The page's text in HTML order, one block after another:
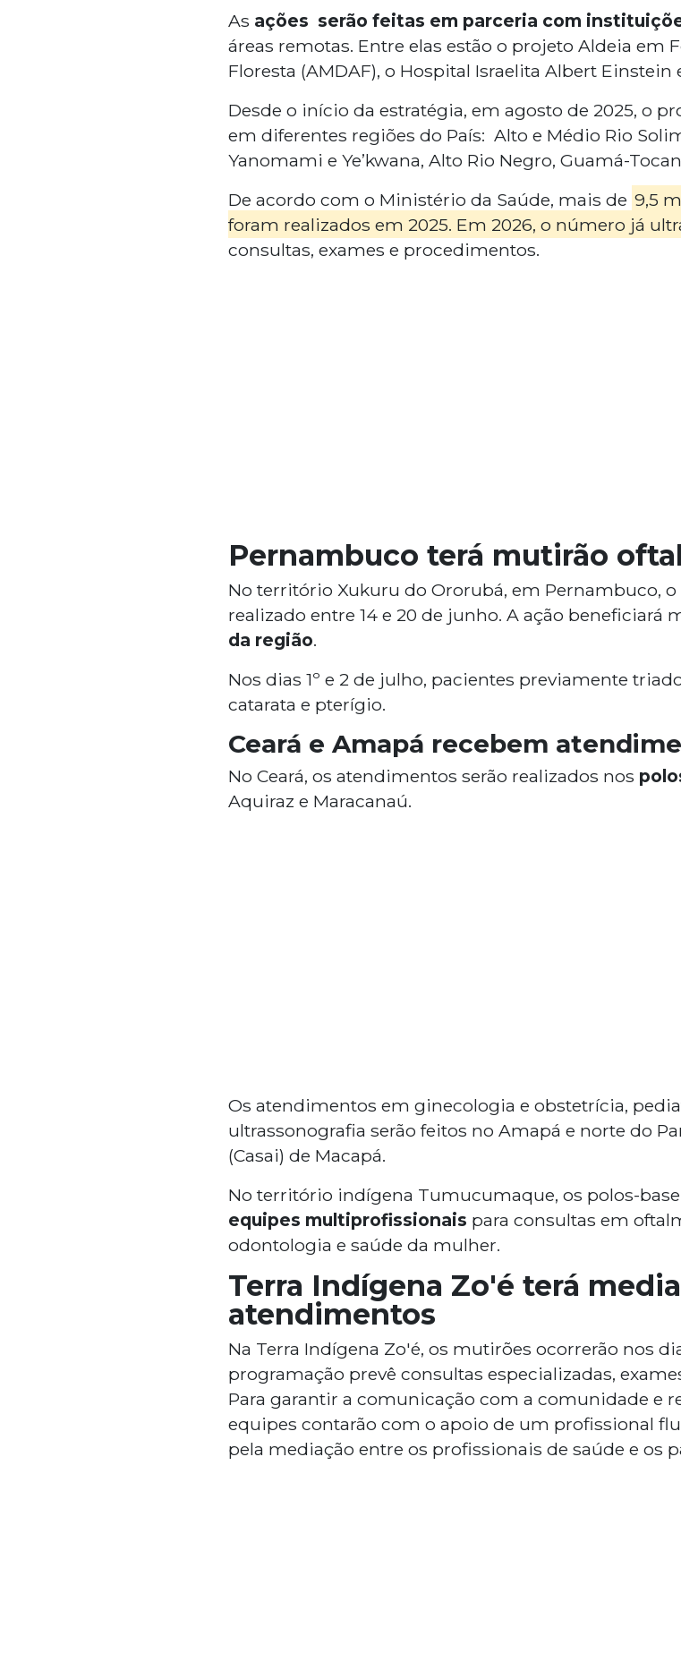
As ações serão feitas em parceria com
áreas remotas. Entre elas estão o projeto Aldeia em
Floresta (AMDAF), o Hospital Israelita Albert Einstein
Desde o início da estratégia, em agosto de 2025, o
em diferentes regiões do País: Alto e Médio Rio
Yanomami e Ye’kwana, Alto Rio Negro, Guamá-
De acordo com o Ministério da Saúde, mais de 9,5
foram realizados em 2025. Em 2026, o número já
consultas, exames e procedimentos.
Pernambuco terá mutirão
No território Xukuru do Ororubá, em Pernambuco,
realizado entre 14 e 20 de junho. A ação beneficiará
da região.
Nos dias 1º e 2 de julho, pacientes previamente
catarata e pterígio.
Ceará e Amapá recebem
No Ceará, os atendimentos serão realizados nos
Aquiraz e Maracanaú.
Os atendimentos em ginecologia e obstetrícia,
ultrassonografia serão feitos no Amapá e norte do
(Casai) de Macapá.
No território indígena Tumucumaque, os polos-
equipes multiprofissionais para consultas em
odontologia e saúde da mulher.
Terra Indígena Zo'é terá
atendimentos
Na Terra Indígena Zo'é, os mutirões ocorrerão nos
programação prevê consultas especializadas,
Para garantir a comunicação com a comunidade e
equipes contarão com o apoio de um profissional
pela mediação entre os profissionais de saúde e os